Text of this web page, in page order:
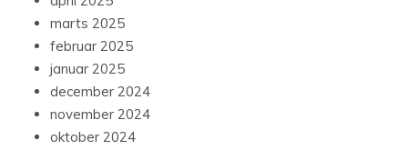
marts 2025
februar 2025
januar 2025
december 2024
november 2024
oktober 2024